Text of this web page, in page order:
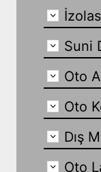
Suni
Oto
Oto
Dış
Oto